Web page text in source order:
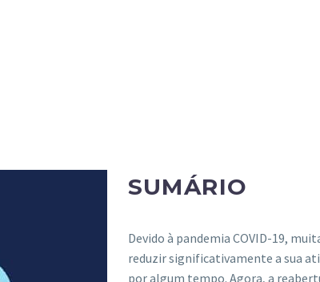
SUMÁRIO
Devido à pandemia COVID-19,
reduzir significativamente a sua
por algum tempo. Agora, a